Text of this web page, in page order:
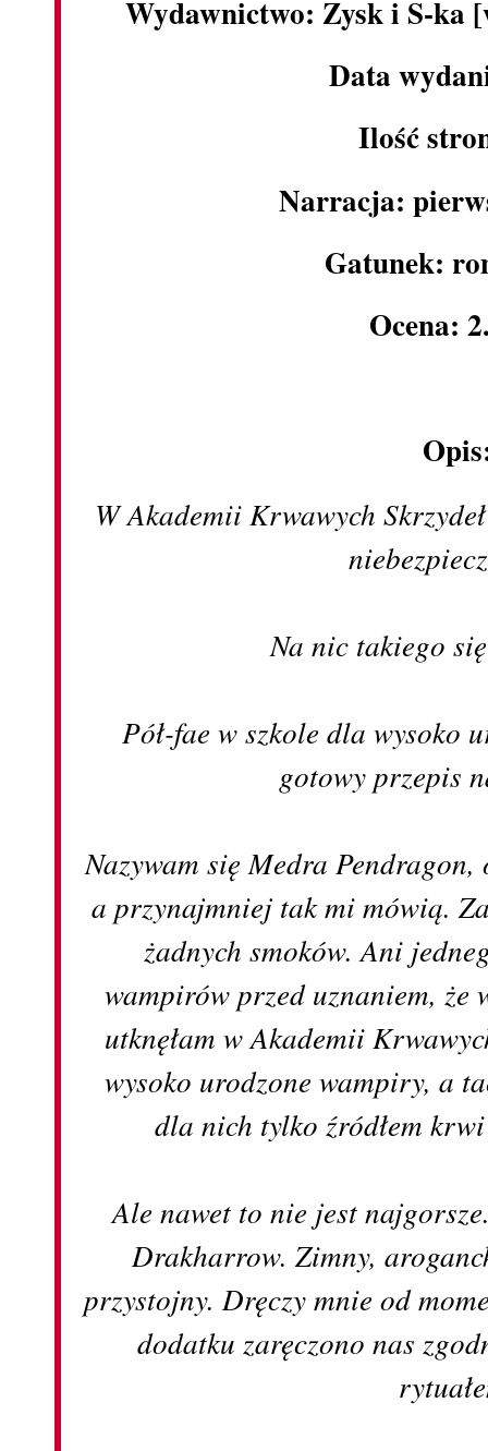
Wydawnictwo: Zysk i S-ka
Data
Ilość
Narracja:
Gatunek:
Ocena:
W Akademii Krwawych
Na nic takiego
Pół-fae w szkole dla wysoko
gotowy przepis
Nazywam się Medra
a przynajmniej tak mi mówią.
żadnych smoków. Ani
wampirów przed uznaniem, że
utknęłam w Akademii
wysoko urodzone wampiry, a
dla nich tylko źródłem
Ale nawet to nie jest
Drakharrow. Zimny,
przystojny. Dręczy mnie od
dodatku zaręczono nas